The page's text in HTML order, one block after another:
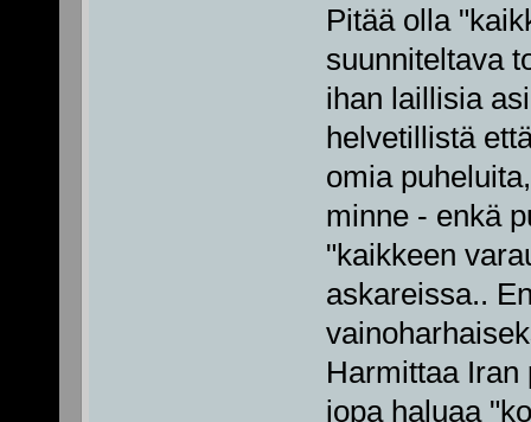
Pitää olla
suunniteltava
ihan laillisia
helvetillistä
omia
minne - enkä
"kaikkeen
askareissa..
Harmittaa Iran
jopa haluaa